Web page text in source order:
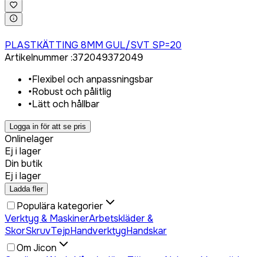
PLASTKÄTTING 8MM GUL/SVT SP=20
Artikelnummer:372049372049
•Flexibel och anpassningsbar
•Robust och pålitlig
•Lätt och hållbar
Logga in för att se pris
Onlinelager
Ej i lager
Din butik
Ej i lager
Ladda fler
Populära kategorier
Verktyg & MaskinerArbetskläder &
SkorSkruvTejpHandverktygHandskar
Om Jicon